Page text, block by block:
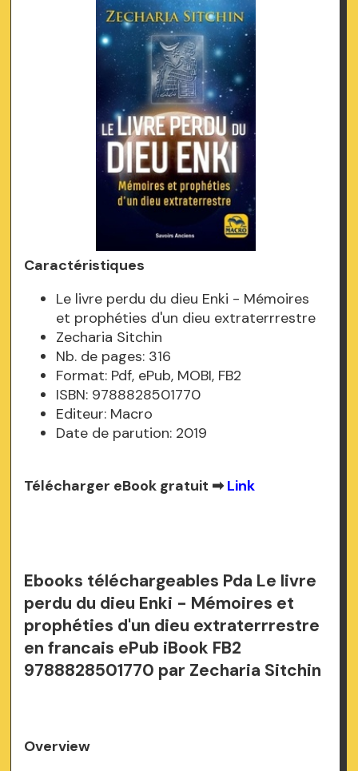
Caractéristiques
Le livre perdu du dieu Enki - Mémoires
et prophéties d'un dieu extraterrrestre
Zecharia Sitchin
Nb. de pages: 316
Format: Pdf, ePub, MOBI, FB2
ISBN: 9788828501770
Editeur: Macro
Date de parution: 2019
Télécharger eBook gratuit ➡Link
Ebooks téléchargeables Pda Le livre
perdu du dieu Enki - Mémoires et
prophéties d'un dieu extraterrrestre
en francais ePub iBook FB2
9788828501770 par Zecharia Sitchin
Overview